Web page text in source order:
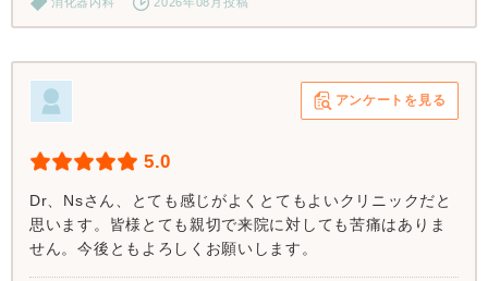
アンケートを見る
5.0
Dr、Nsさん、とても感じがよくとてもよいクリニックだと
思います。皆様とても親切で来院に対しても苦痛はありま
せん。今後ともよろしくお願いします。